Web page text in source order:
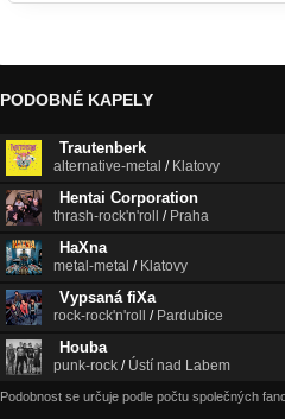
PODOBNÉ KAPELY
Trautenberk
alternative-metal / Klatovy
Hentai Corporation
thrash-rock'n'roll / Praha
HaXna
metal-metal / Klatovy
Vypsaná fiXa
rock-rock'n'roll / Pardubice
Houba
punk-rock / Ústí nad Labem
Podobnost se určuje podle počtu společných